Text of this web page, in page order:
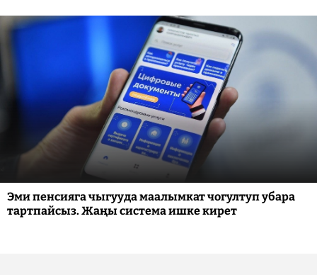
Эми пенсияга чыгууда маалымкат чогултуп убара
тартпайсыз. Жаңы система ишке кирет